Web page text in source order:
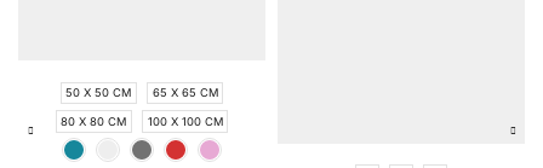
50 X 50 CM 65 X 65 CM
80 X 80 CM 100 X 100 CM